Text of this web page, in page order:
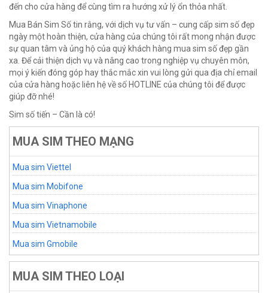
đến cho cửa hàng để cùng tìm ra hướng xử lý ổn thỏa nhất.
Mua Bán Sim Số tin rằng, với dịch vụ tư vấn – cung cấp sim số đẹp
ngày một hoàn thiện, cửa hàng của chúng tôi rất mong nhận được
sự quan tâm và ủng hộ của quý khách hàng mua sim số đẹp gần
xa. Để cải thiện dịch vụ và nâng cao trong nghiệp vụ chuyên môn,
mọi ý kiến đóng góp hay thắc mắc xin vui lòng gửi qua địa chỉ email
của cửa hàng hoặc liên hệ về số HOTLINE của chúng tôi để được
giúp đỡ nhé!
Sim số tiến – Cần là có!
MUA SIM THEO MẠNG
Mua sim Viettel
Mua sim Mobifone
Mua sim Vinaphone
Mua sim Vietnamobile
Mua sim Gmobile
MUA SIM THEO LOẠI